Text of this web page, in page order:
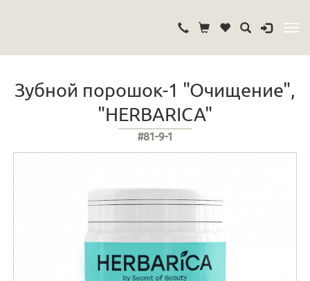
Зубной порошок-1 "Очищение",
"HERBARICA"
#81-9-1